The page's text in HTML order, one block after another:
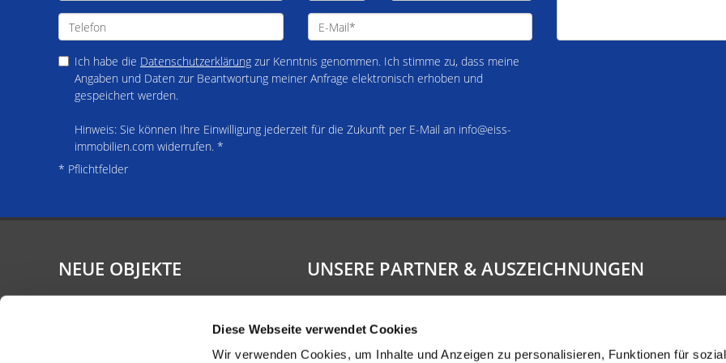
Diese Webseite verwendet Cookies
Wir verwenden Cookies, um Inhalte und Anzeigen zu personalisieren, Funktionen für
Ich habe die Datenschutzerklärung zur Kenntnis genommen. Ich stimme zu, dass meine
Angaben und Daten zur Beantwortung meiner Anfrage elektronisch erhoben und
gespeichert werden.
Hinweis: Sie können Ihre Einwilligung jederzeit für die Zukunft per E-Mail an info@eiss-
immobilien.com widerrufen. *
* Pflichtfelder
NEUE OBJEKTE
drei Wohneinheiten und
UNSERE PARTNER & AUSZEICHNUNGEN